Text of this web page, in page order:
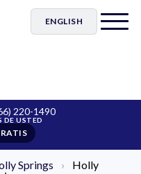
ENGLISH
220-1490
Springs ›
Holly